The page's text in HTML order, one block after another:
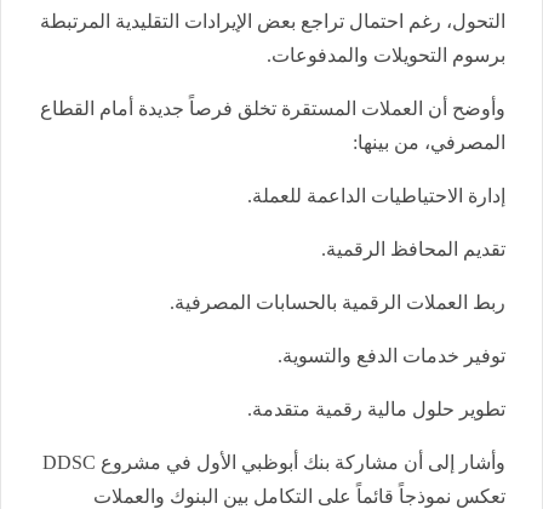
التحول، رغم احتمال تراجع بعض الإيرادات التقليدية المرتبطة
برسوم التحويلات والمدفوعات.
وأوضح أن العملات المستقرة تخلق فرصاً جديدة أمام القطاع
المصرفي، من بينها:
إدارة الاحتياطيات الداعمة للعملة.
تقديم المحافظ الرقمية.
ربط العملات الرقمية بالحسابات المصرفية.
توفير خدمات الدفع والتسوية.
تطوير حلول مالية رقمية متقدمة.
وأشار إلى أن مشاركة بنك أبوظبي الأول في مشروع DDSC
تعكس نموذجاً قائماً على التكامل بين البنوك والعملات